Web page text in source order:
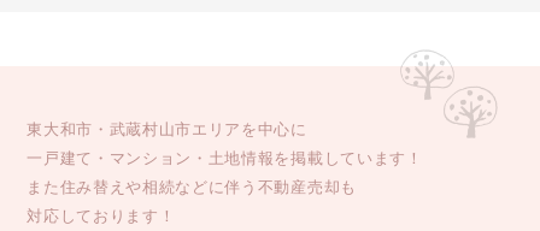
東大和市・武蔵村山市エリアを中心に
一戸建て・マンション・土地情報を掲載しています！
また住み替えや相続などに伴う不動産売却も
対応しております！